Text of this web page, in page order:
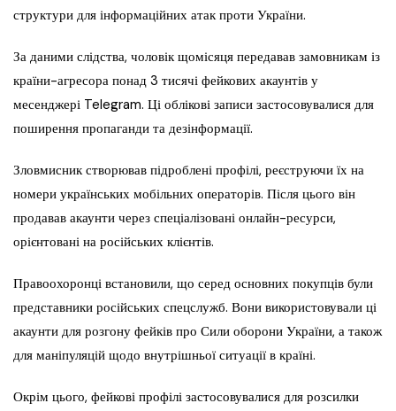
структури для інформаційних атак проти України.
За даними слідства, чоловік щомісяця передавав замовникам із
країни-агресора понад 3 тисячі фейкових акаунтів у
месенджері Telegram. Ці облікові записи застосовувалися для
поширення пропаганди та дезінформації.
Зловмисник створював підроблені профілі, реєструючи їх на
номери українських мобільних операторів. Після цього він
продавав акаунти через спеціалізовані онлайн-ресурси,
орієнтовані на російських клієнтів.
Правоохоронці встановили, що серед основних покупців були
представники російських спецслужб. Вони використовували ці
акаунти для розгону фейків про Сили оборони України, а також
для маніпуляцій щодо внутрішньої ситуації в країні.
Окрім цього, фейкові профілі застосовувалися для розсилки